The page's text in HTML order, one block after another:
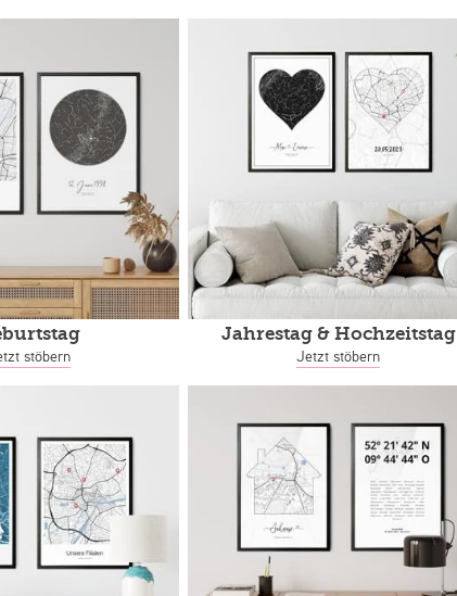
stöbern
Jahrestag& Hochzeitstag
Jetzt stöbern